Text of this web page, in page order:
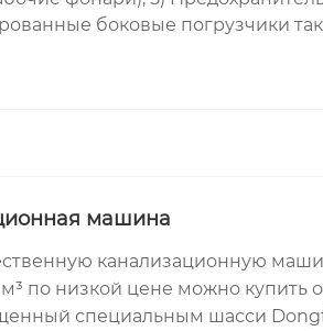
боковые погрузчики
машина
канализационную
по низкой цене можно купить
специальным шасси